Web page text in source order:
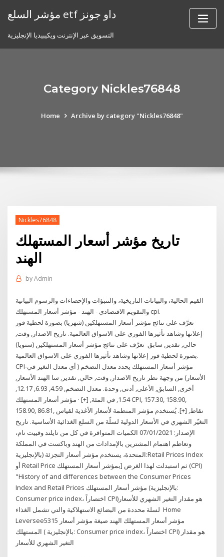
مؤشر السلع etf داو جونز
التسويق عبر الإنترنت ويكيبيديا الإنجليزية
Category Nickles76848
Home Archive by category "Nickles76848"
Nickles76848
تاريخ مؤشر أسعار المستهلك
الهند
byAdmin
القيم الحالية، والبيانات التاريخية، والتنبؤات والإحصاءات والرسوم البيانية
والتقويم الاقتصادي - الهند - مؤشر أسعار المستهلك cpi.
تعرَّف على نتائج مؤشر أسعار المستهلكين (شهريا) بصورة لحظية فور
إعلانها وشاهد تأثيرها الفوري على الاسواق العالمية. تاريخ الاصدار, وقت,
حالي, تقدير, سابق تعرَّف على نتائج مؤشر أسعار المستهلكين (سنويا)
بصورة لحظية فور إعلانها وشاهد تأثيرها الفوري على الاسواق العالمية.
CPI-مؤشر أسعار المستهلك يحدد معدل التضخم ( أي معدل التغير في
الأسعار) من وجهة نظر تاريخ الاصدار, وقت, حالي, تقدير, سا الهند الأسعار,
أخرى, السابق, الأعلى, أدنى, وحدة. معدل التضخم, 4.59, 6.93, 12.17,
1.54, في المئة, [+] · مؤشر أسعار المستهلك CPI, 157.30, 158.90,
158.90, 86.81, نقاط, [+]. يُستخدم مؤشر المنظمة لأسعار الأغذية لقياس
التغيّر الشهري في الأسعار الدولية لسلّة من السلع الغذائية الأساسية. تاريخ
الإصدار: 07/01/2021 الكميات المتوافرة في كل من تايلند وفييت نام،
وتعاظم اهتمام المشترين بالإمدادات من الهند وباكست في المملكة
المتحدة، يستخدم مؤشر أسعار التجزئة (بالإنجليزية:Retail Prices Index
أو Retail Price ثم استبدلت لهذا الغرض [بمؤشر أسعار المستهلك (CPI)
"History of and differences between the Consumer Prices
Index and Retail Prices مؤشر أسعار المستهلك (بالإنجليزية:
Consumer price index، اختصاراً CPI)‏ هو مقدار التغير الشهري للأسعار
لسلة محددة من البضائع الاستهلاكية والتي تشمل الغذاء Home
Leversee5315 مؤشر أسعار المستهلك الهند صيغة مؤشر أسعار
المستهلك ( بالإنجليزية: Consumer price index، اختصاراً CPI) هو مقدار